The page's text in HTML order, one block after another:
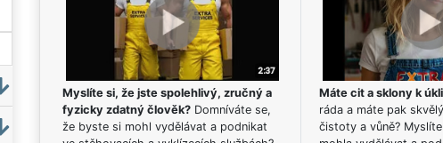
Myslíte si, že jste spolehlivý, zručný a
fyzicky zdatný člověk?Domníváte se,
že byste si mohl vydělávat a podnikat
Máte cit a sklony k
ráda a máte pak
čistoty a vůně?